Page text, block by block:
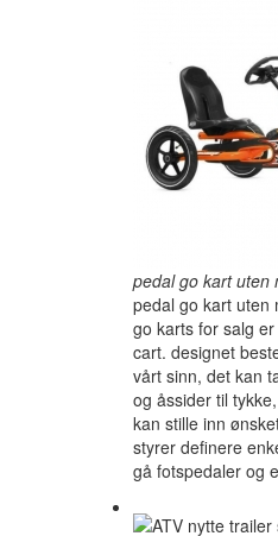
pedal go kart uten
pedal go kart uten
go karts for salg
cart. designet
vårt sinn, det kan
og åssider til
kan stille inn
styrer definere
gå fotspedaler og